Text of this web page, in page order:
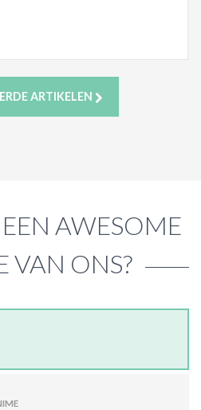
ARTIKELEN
AWESOME
VAN ONS?